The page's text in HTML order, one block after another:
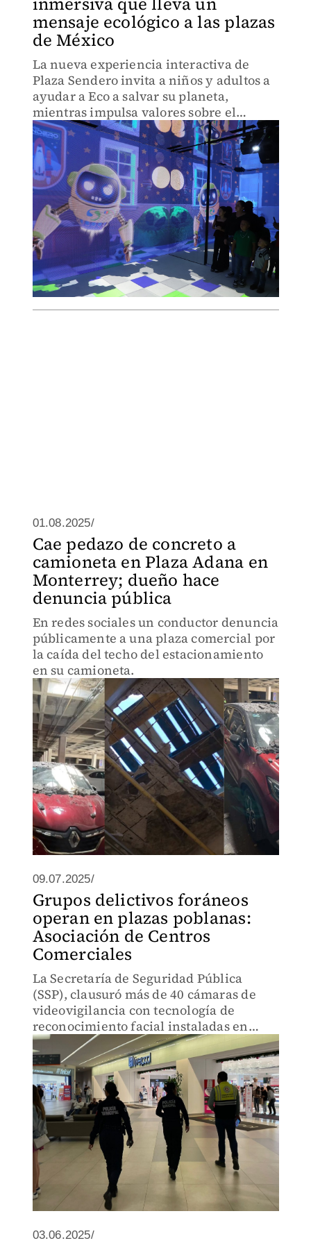
mensaje ecológico a las plazas
de México
La nueva experiencia interactiva de
Plaza Sendero invita a niños y adultos a
ayudar a Eco a salvar su planeta,
mientras impulsa valores sobre el
cuidado ambiental y el uso responsable
de la tecnología
01.08.2025/
Cae pedazo de concreto a
camioneta en Plaza Adana en
Monterrey; dueño hace
denuncia pública
En redes sociales un conductor denuncia
públicamente a una plaza comercial por
la caída del techo del estacionamiento
en su camioneta.
09.07.2025/
Grupos delictivos foráneos
operan en plazas poblanas:
Asociación de Centros
Comerciales
La Secretaría de Seguridad Pública
(SSP), clausuró más de 40 cámaras de
videovigilancia con tecnología de
reconocimiento facial instaladas en
centros comerciales de la capital.
03.06.2025/